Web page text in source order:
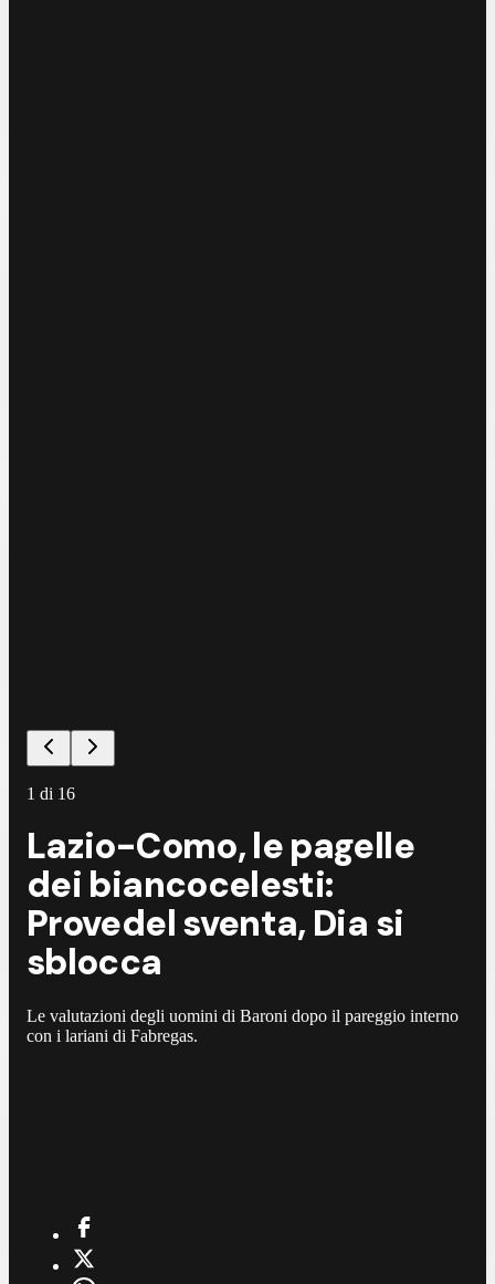
1 di 16
Lazio-Como, le pagelle
dei biancocelesti:
Provedel sventa, Dia si
sblocca
Le valutazioni degli uomini di Baroni dopo il pareggio interno
con i lariani di Fabregas.